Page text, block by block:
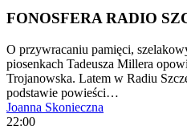
FONOSFERA RADIO
O przywracaniu pamięci,
piosenkach Tadeusza Millera
Trojanowska. Latem w Radiu
podstawie powieści…
Joanna Skonieczna
22:00